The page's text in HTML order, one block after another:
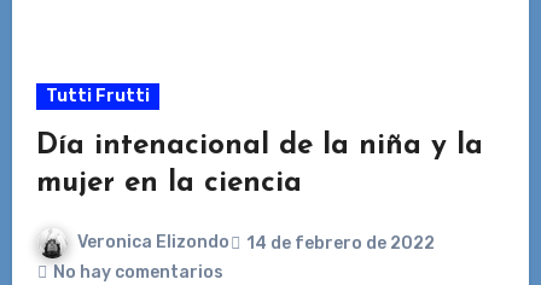
Tutti Frutti
Día intenacional de la niña y la
mujer en la ciencia
Veronica Elizondo
14 de febrero de 2022
No hay comentarios